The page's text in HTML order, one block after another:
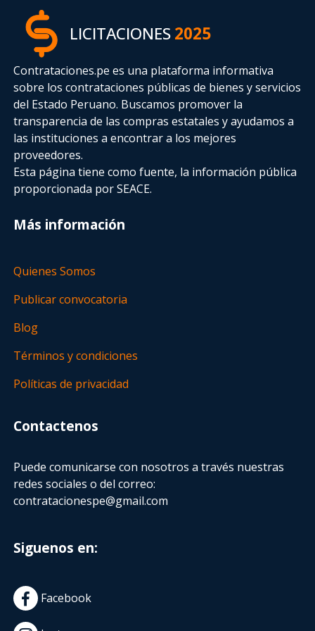
LICITACIONES2025
Contrataciones.pe es una plataforma informativa
sobre los contrataciones públicas de bienes y servicios
del Estado Peruano. Buscamos promover la
transparencia de las compras estatalesy ayudamos a
las instituciones a encontrar a los mejores
proveedores.
Esta página tiene como fuente, la información pública
proporcionada por SEACE.
Más información
Quienes Somos
Publicar convocatoria
Blog
Términos y condiciones
Políticas de privacidad
Contactenos
Puede comunicarse con nosotros a través nuestras
redes sociales o del correo:
contratacionespe@gmail.com
Siguenos en:
Facebook